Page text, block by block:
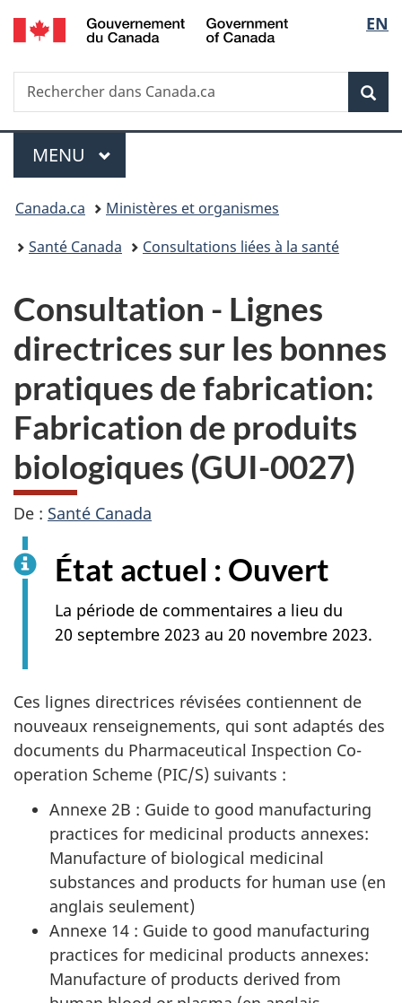
Passer
au
principal
Passer
à
Au
du
Passer
à
version
simplifiée
de
la
EN
Recherche
Rechercher
dans
Menu
MENU PRINCIPAL
Vous
êtes
Canada.ca
Ministères et organismes
Santé Canada
Consultations liées à la santé
Consultation - Lignes
directrices sur les bonnes
pratiques de fabrication:
Fabrication de produits
biologiques (GUI-0027)
De : Santé Canada
État actuel : Ouvert
La période de commentaires a lieu du
20 septembre 2023 au 20 novembre 2023.
Ces lignes directrices révisées contiennent de
nouveaux renseignements, qui sont adaptés des
documents du Pharmaceutical Inspection Co-
operation Scheme (PIC/S) suivants :
Annexe 2B : Guide to good manufacturing
practices for medicinal products annexes:
Manufacture of biological medicinal
substances and products for human use (en
anglais seulement)
Annexe 14 : Guide to good manufacturing
practices for medicinal products annexes:
Manufacture of products derived from